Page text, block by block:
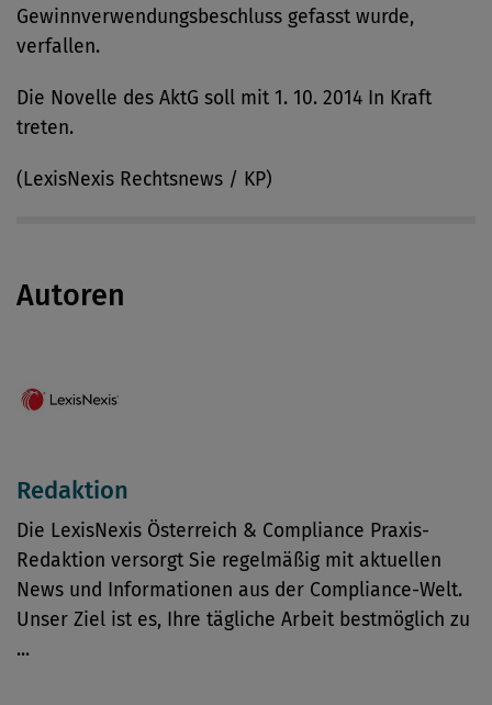
Gewinnverwendungsbeschluss gefasst wurde,
verfallen.
Die Novelle des AktG soll mit 1. 10. 2014 In Kraft
treten.
(LexisNexis Rechtsnews / KP)
Autoren
Redaktion
Die LexisNexis Österreich & Compliance Praxis-
Redaktion versorgt Sie regelmäßig mit aktuellen
News und Informationen aus der Compliance-Welt.
Unser Ziel ist es, Ihre tägliche Arbeit bestmöglich zu
...